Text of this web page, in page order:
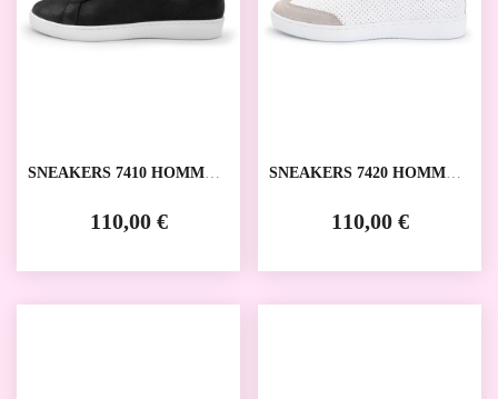
SNEAKERS 7410 HOMMES
110,00 €
SNEAKERS 7420 HOMMES
110,00 €